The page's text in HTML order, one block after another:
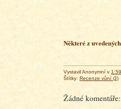
Některé z
VystavilAnonymní v 1:59
Štítky: Recenze vůní (ž)
Žádné komentáře: